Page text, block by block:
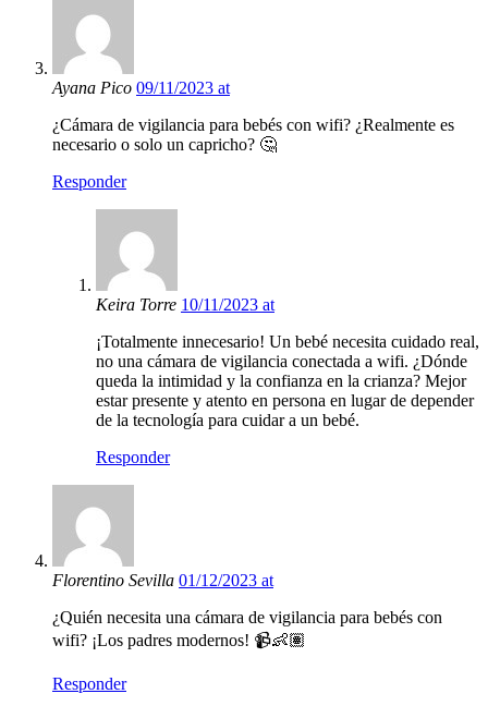
Ayana Pico 09/11/2023 at
¿Cámara de vigilancia para bebés con wifi? ¿Realmente es
necesario o solo un capricho? 🤔
Responder
Keira Torre 10/11/2023 at
¡Totalmente innecesario! Un bebé necesita cuidado real,
no una cámara de vigilancia conectada a wifi. ¿Dónde
queda la intimidad y la confianza en la crianza? Mejor
estar presente y atento en persona en lugar de depender
de la tecnología para cuidar a un bebé.
Responder
Florentino Sevilla 01/12/2023 at
¿Quién necesita una cámara de vigilancia para bebés con
wifi? ¡Los padres modernos! 📹👶🏽
Responder